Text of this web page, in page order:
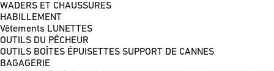
WADERS ET CHAUSSURES
HABILLEMENT
Vêtements LUNETTES
OUTILS DU PÊCHEUR
OUTILS BOÎTES ÉPUISETTES SUPPORT DE CANNES
BAGAGERIE